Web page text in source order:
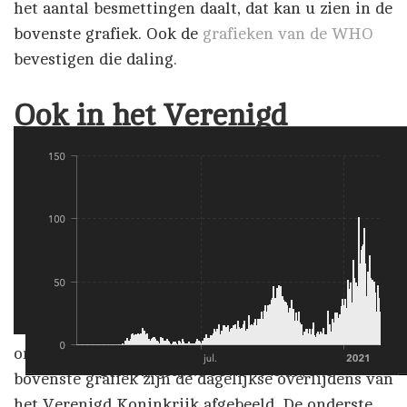
het aantal besmettingen daalt, dat kan u zien in de
bovenste grafiek. Ook de grafieken van de WHO
bevestigen die daling.
Besmettingscijfers COVID-19 Israël, JHU
Ook in het Verenigd
Koninkrijk en de Verenigde
daling
De daling geldt trouwens ook voor het Verenigd
Koninkrijk en de Verenigde Arabische Emiraten.
Dat zijn de twee landen die Israël opvolgen met
meeste vaccinaties
. De daling kan u ook zien in de
onderstaande
van John Hopkins. In de
bovenste grafiek zijn de dagelijkse overlijdens van